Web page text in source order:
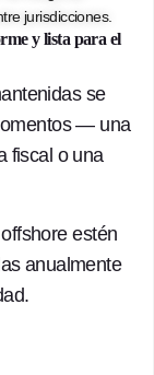
jurisdicciones.
y lista para el
se
— una
fiscal o una
estén
anualmente